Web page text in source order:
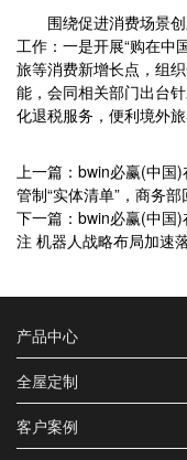
围绕促进消费场景创
工作：一是开展“购在中
旅等消费新增长点，组
能，会同相关部门出台
化退税服务，便利境外
上一篇：bwin必赢(中国
管制“实体清单”，商务部
下一篇：bwin必赢(中国
注 机器人战略布局加速
产品中心
全屋定制
客户案例